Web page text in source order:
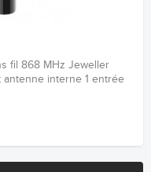
fil 868 MHz Jeweller
antenne interne 1 entrée